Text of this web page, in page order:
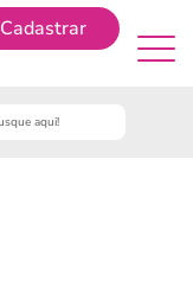
Cadastrar